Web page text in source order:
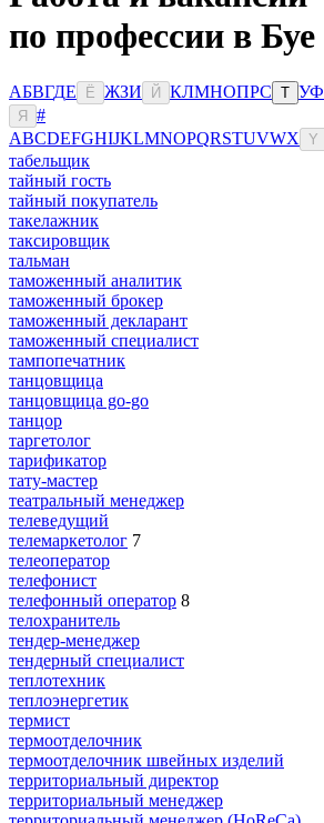
по профессии в Буе
АБВГДЕ Ё ЖЗИ Й КЛМНОПРС Т УФ
Я
#
ABCDEFGHIJKLMNOPQRSTUVWX Y
табельщик
тайный гость
тайный покупатель
такелажник
таксировщик
тальман
таможенный аналитик
таможенный брокер
таможенный декларант
таможенный специалист
тампопечатник
танцовщица
танцовщица go-go
танцор
таргетолог
тарификатор
тату-мастер
театральный менеджер
телеведущий
телемаркетолог 7
телеоператор
телефонист
телефонный оператор 8
телохранитель
тендер-менеджер
тендерный специалист
теплотехник
теплоэнергетик
термист
термоотделочник
термоотделочник швейных изделий
территориальный директор
территориальный менеджер